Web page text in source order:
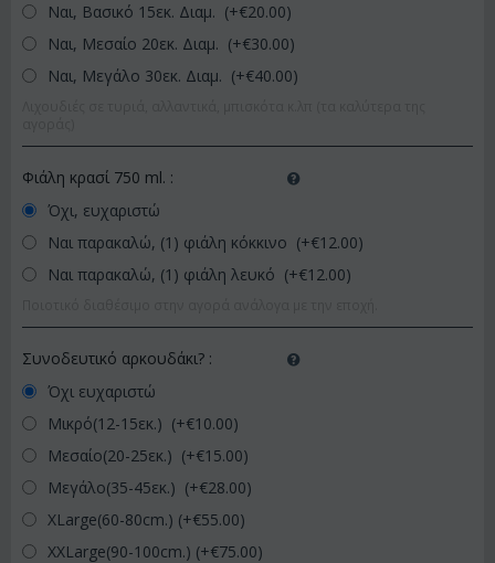
Ναι, Βασικό 15εκ. Διαμ. (+€20.00)
Ναι, Μεσαίο 20εκ. Διαμ. (+€30.00)
Ναι, Μεγάλο 30εκ. Διαμ. (+€40.00)
Φιάλη κρασί 750 ml. :
Όχι, ευχαριστώ
Ναι παρακαλώ, (1) φιάλη κόκκινο (+€12.00)
Ναι παρακαλώ, (1) φιάλη λευκό (+€12.00)
Συνοδευτικό αρκουδάκι? :
Όχι ευχαριστώ
Μικρό(12-15εκ.) (+€10.00)
Μεσαίο(20-25εκ.) (+€15.00)
Μεγάλο(35-45εκ.) (+€28.00)
XLarge(60-80cm.) (+€55.00)
XXLarge(90-100cm.) (+€75.00)